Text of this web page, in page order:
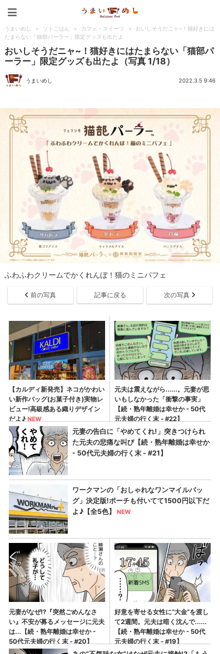
うまいめし > ソトごはん > カフェ・スイーツ >
おいしそうだニャ~！猫好きには
たまらない「猫部パーラー」限定グッズも出たよ
おいしそうだニャ~！猫好きにはたまらない「猫部パ
ーラー」限定グッズも出たよ（写真 1/18）
うまいめし 2022.3.5 9:46
ふわふわクリームでかくれんぼ！猫のミニパフェ
前の写真 記事に戻る 次の写真